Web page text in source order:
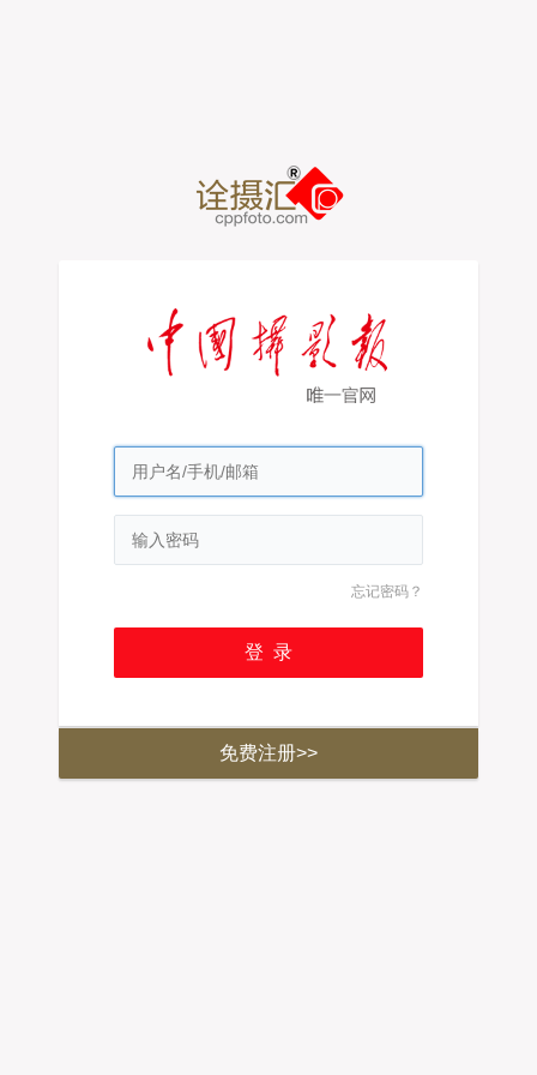
忘记密码？
免费注册>>